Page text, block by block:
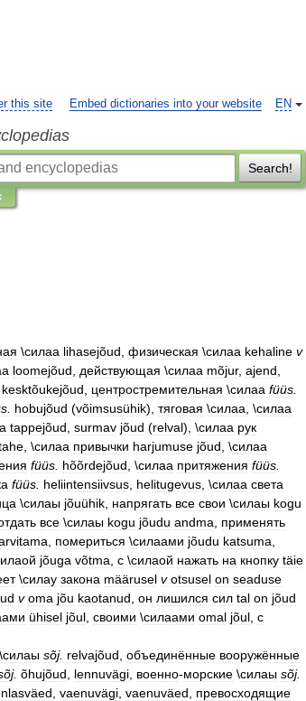
EN
this site Embed dictionaries into your website
Search!
\силаа lihasejõud физическая \силаа kehaline v
loomejõud действующая \силаа mõjur, ajend
kesktõukejõud центростремительная \силаа füüs
hobujõud (võimsusühik), тяговая \силаа , \силаа
tappejõud surmav jõud (relval), \силаа рук
, \силаа привычки harjumuse jõud , \силаа
füüs hõõrdejõud , \силаа притяжения füüs
füüs heliintensiivsus helitugevus , \силаа света
\силаы jõuühik напрягать все свои \силаы kogu
все \силаы kogu jõudu andma
применять
помериться \силаами jõudu katsuma
jõuga võtma с \силаой нажать на кнопку täie
\силау закона määrusel v otsusel on seaduse
v oma jõu kaotanud он лишился сил tal on jõud
ühisel jõul своими \силаами omal jõul с
\силаы sõj. relvajõud объединённые вооружённые
. õhujõud lennuvägi военно-морские \силаы sõj.
vaenuvägi vaenuväed
превосходящие